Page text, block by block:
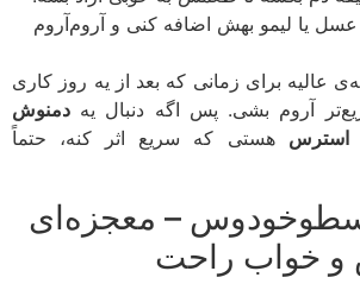
یا لیمو بهش اضافه کنی و آروم‌آروم
برای زمانی که بعد از یه روز کاری
بشی. پس اگه دنبال یه دمنوش
هستی که سریع اثر کنه، حتماً
– معجزه‌ای
خواب راحت